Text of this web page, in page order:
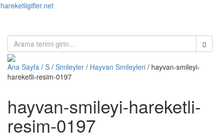
hareketligifler.net
Ana Sayfa / S / Smileyler / Hayvan Smileyleri / hayvan-smileyi-
hareketli-resim-0197
hayvan-smileyi-hareketli-
resim-0197